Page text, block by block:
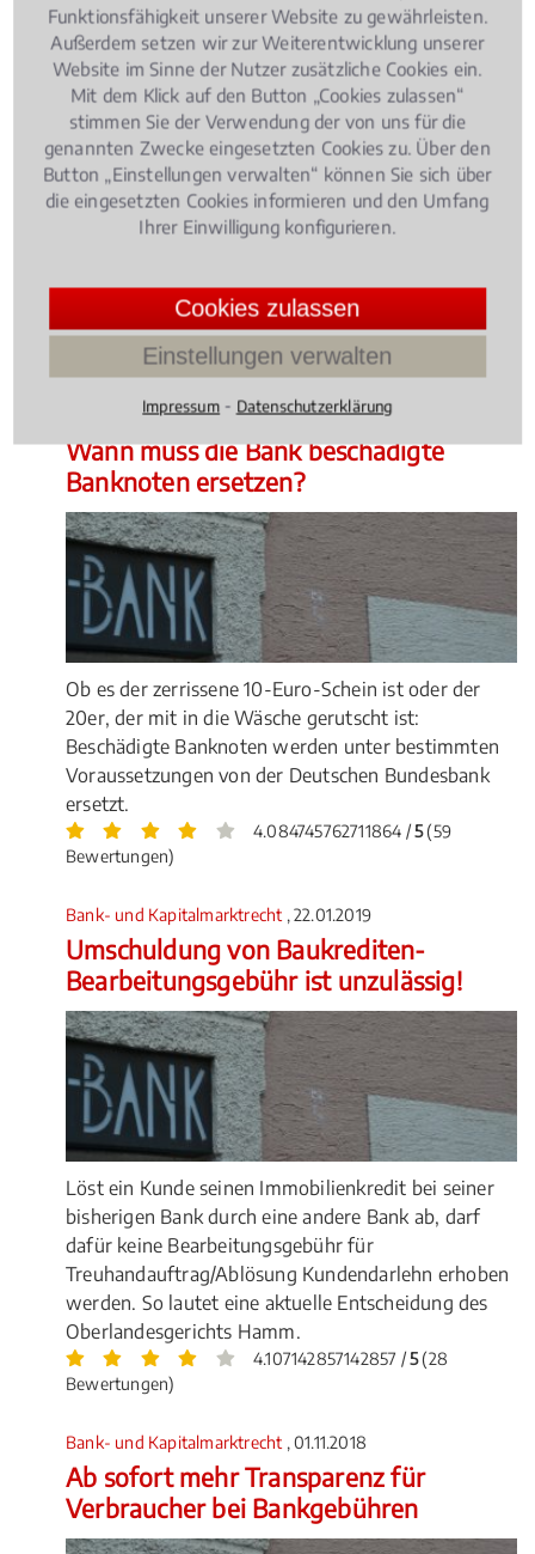
Bankrecht Kapitalmarktrechtangeeignet und in
einer Prüfung erfolgreich nachgewiesen.
Fachanwälte für Bankrecht Kapitalmarktrecht
müssen sich übrigens nach ihrer Ernennung jährlich
fortbilden. Sie dürfen auch nur in ingesamt drei
Rechtsgebieten den Titel "Fachanwalt" erwerben.
Rechtsbeiträge zu
Bankenaufsicht
Bank- und Kapitalmarktrecht , 26.04.2016
11.01.2023)
Wann muss die Bank beschädigte
Banknoten ersetzen?
Ob es der zerrissene 10-Euro-Schein ist oder der
20er, der mit in die Wäsche gerutscht ist:
Beschädigte Banknoten werden unter bestimmten
Voraussetzungen von der Deutschen Bundesbank
ersetzt.
4.084745762711864 /5(59
Bewertungen)
Bank- und Kapitalmarktrecht , 22.01.2019
Umschuldung von Baukrediten-
Bearbeitungsgebühr ist unzulässig!
Löst ein Kunde seinen Immobilienkredit bei seiner
bisherigen Bank durch eine andere Bank ab, darf
dafür keine Bearbeitungsgebühr für
Treuhandauftrag/Ablösung Kundendarlehn erhoben
werden. So lautet eine aktuelle Entscheidung des
Oberlandesgerichts Hamm.
4.107142857142857 /5(28
Bewertungen)
Bank- und Kapitalmarktrecht , 01.11.2018
Ab sofort mehr Transparenz für
Verbraucher bei Bankgebühren
Funktionsfähigkeit unserer Website zu gewährleisten.
Außerdem setzen wir zur Weiterentwicklung unserer
Website im Sinne der Nutzer zusätzliche Cookies ein.
Mit dem Klick auf den Button „Cookies zulassen“
stimmen Sie der Verwendung der von uns für die
genannten Zwecke eingesetzten Cookies zu. Über den
Button „Einstellungen verwalten“ können Sie sich über
die eingesetzten Cookies informieren und den Umfang
Ihrer Einwilligung konfigurieren.
Cookies zulassen
Einstellungen verwalten
Impressum ⁃ Datenschutzerklärung